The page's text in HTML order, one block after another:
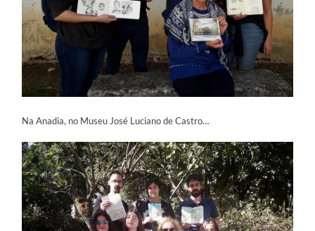
Na Anadia, no Museu José Luciano de Castro…